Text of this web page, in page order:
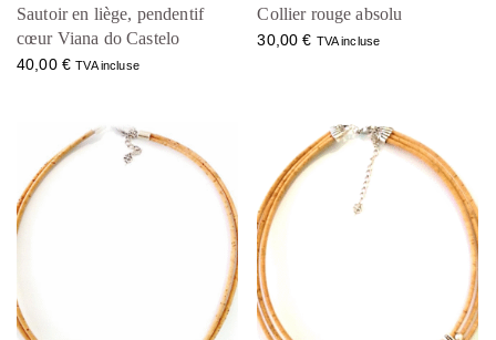
Sautoir en liège, pendentif
cœur Viana do Castelo
40,00 € TVA incluse
Collier rouge absolu
30,00€ TVA incluse